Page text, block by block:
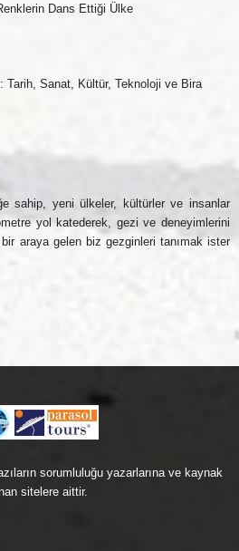
Dans Ettiği Ülke
Tarih, Sanat, Kültür, Teknoloji ve Bira
sahip, yeni ülkeler, kültürler ve insanlar
yol katederek, gezi ve deneyimlerini
araya gelen biz gezginleri tanımak ister
sorumluluğu yazarlarına ve kaynak
sitelere aittir.